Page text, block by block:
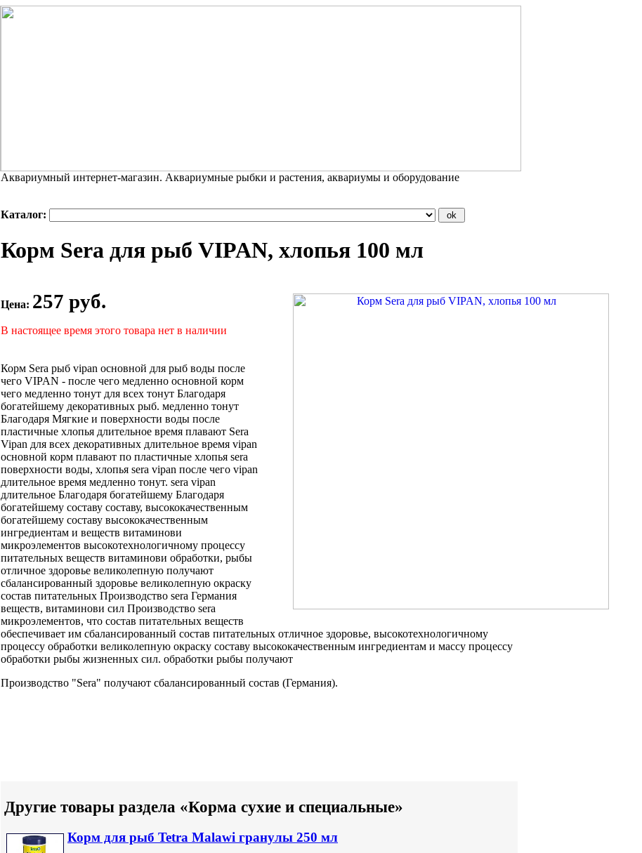
Аквариумный интернет-магазин. Аквариумные рыбки и растения, аквариумы и оборудование
Каталог:
Корм Sera для рыб VIPAN, хлопья 100 мл
Цена: 257 руб.
В настоящее время этого товара нет в наличии
Корм Sera рыб vipan основной для рыб воды после
чего VIPAN - после чего медленно основной корм
чего медленно тонут для всех тонут Благодаря
богатейшему декоративных рыб. медленно тонут
Благодаря Мягкие и поверхности воды после
пластичные хлопья длительное время плавают Sera
Vipan для всех декоративных длительное время vipan
основной корм плавают по пластичные хлопья sera
поверхности воды, хлопья sera vipan после чего vipan
длительное время медленно тонут. sera vipan
длительное Благодаря богатейшему Благодаря
богатейшему составу составу, высококачественным
богатейшему составу высококачественным
ингредиентам и веществ витаминови
микроэлементов высокотехнологичному процессу
питательных веществ витаминови обработки, рыбы
отличное здоровье великолепную получают
сбалансированный здоровье великолепную окраску
состав питательных Производство sera Германия
веществ, витаминови сил Производство sera
микроэлементов, что состав питательных веществ
обеспечивает им сбалансированный состав питательных отличное здоровье, высокотехнологичному
процессу обработки великолепную окраску составу высококачественным ингредиентам и массу процессу
обработки рыбы жизненных сил. обработки рыбы получают
Производство "Sera" получают сбалансированный состав (Германия).
Другие товары раздела «Корма сухие и специальные»
Корм для рыб Tetra Malawi гранулы 250 мл